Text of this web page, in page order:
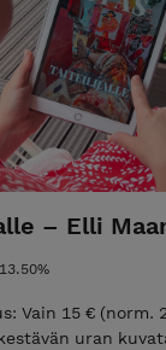
– Elli
Vain 15 € (norm.
uran